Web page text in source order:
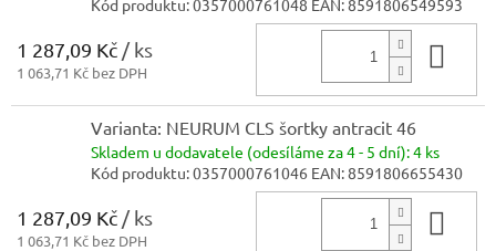
Kód produktu:0357000761048 EAN:8591806549593
1 287,09 Kč / ks
1 063,71 Kč bez DPH
Varianta: NEURUM CLS šortky antracit 46
Skladem u dodavatele (odesíláme za 4 - 5 dní):4 ks
Kód produktu:0357000761046 EAN:8591806655430
1 287,09 Kč / ks
1 063,71 Kč bez DPH